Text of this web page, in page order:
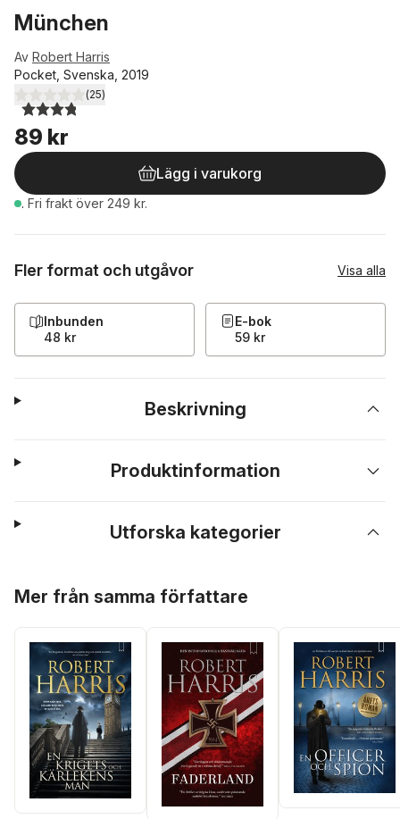
München
Av Robert Harris
Pocket, Svenska, 2019
3,8utav 5 stjärnor. Totalt antal röster:
(25)
89 kr
Lägg i varukorg
. Fri frakt över 249 kr.
Fler format och utgåvor Visa alla
Inbunden
48 kr
E-bok
59 kr
Beskrivning
Produktinformation
Utforska kategorier
Mer från samma författare